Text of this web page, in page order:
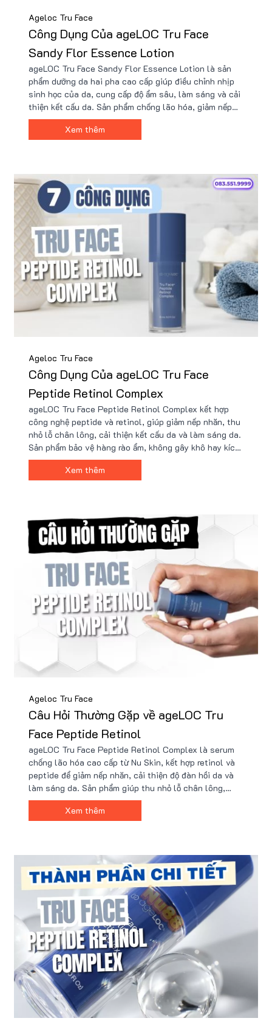
Ageloc Tru Face
Công Dụng Của ageLOC Tru Face
Sandy Flor Essence Lotion
ageLOC Tru Face Sandy Flor Essence Lotion là sản
phẩm dưỡng da hai pha cao cấp giúp điều chỉnh nhịp
sinh học của da, cung cấp độ ẩm sâu, làm sáng và cải
thiện kết cấu da. Sản phẩm chống lão hóa, giảm nếp
nhăn, duy trì cân bằng nước và dầu, mang lại làn da
khỏe mạnh, mịn màng và tươi trẻ. Mua tại Nu88!
Xem thêm
Ageloc Tru Face
Công Dụng Của ageLOC Tru Face
Peptide Retinol Complex
ageLOC Tru Face Peptide Retinol Complex kết hợp
công nghệ peptide và retinol, giúp giảm nếp nhăn, thu
nhỏ lỗ chân lông, cải thiện kết cấu da và làm sáng da.
Sản phẩm bảo vệ hàng rào ẩm, không gây khô hay kích
ứng, mang lại làn da mịn màng, săn chắc và tươi trẻ
chỉ sau 1 tuần sử dụng. Mua giá tốt kèm quà tặng tại
Xem thêm
Ageloc Tru Face
Câu Hỏi Thường Gặp về ageLOC Tru
Face Peptide Retinol
ageLOC Tru Face Peptide Retinol Complex là serum
chống lão hóa cao cấp từ Nu Skin, kết hợp retinol và
peptide để giảm nếp nhăn, cải thiện độ đàn hồi da và
làm sáng da. Sản phẩm giúp thu nhỏ lỗ chân lông,
thúc đẩy collagen và tái tạo da, mang lại làn da mịn
màng, tươi trẻ. Mua chính hãng kèm nhiều ưu đãi tại
Xem thêm